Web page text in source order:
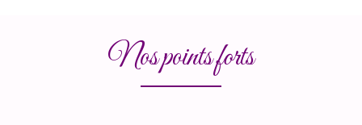
Nos points forts